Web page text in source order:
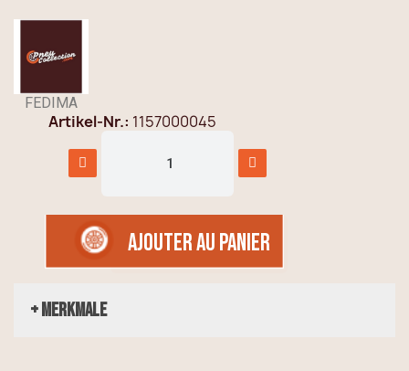
FEDIMA
Artikel-Nr. 1157000045
AJOUTER AU PANIER
+ Merkmale